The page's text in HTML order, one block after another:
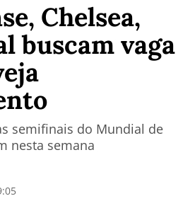
Chelsea,
buscam vaga
semifinais do Mundial de
nesta semana